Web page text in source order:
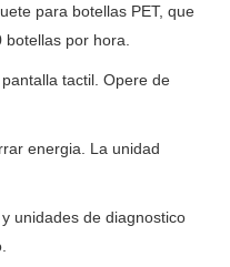
para botellas PET, que
por hora.
tactil. Opere de
energia. La unidad
unidades de diagnostico